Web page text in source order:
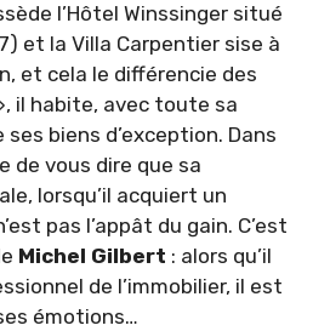
l’Hôtel Winssinger situé
et la Villa Carpentier sise à
et cela le différencie des
il habite, avec toute sa
biens d’exception. Dans
de vous dire que sa
lorsqu’il acquiert un
pas l’appât du gain. C’est
Michel Gilbert : alors qu’il
de l’immobilier, il est
émotions…